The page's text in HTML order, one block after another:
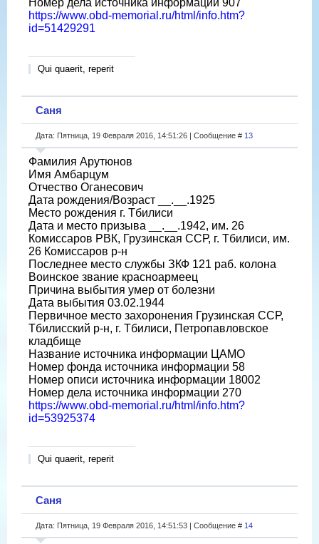
Номер дела источника информации 907
https://www.obd-memorial.ru/html/info.htm?
id=51429291
Qui quaerit, reperit
Саня
Дата: Пятница, 19 Февраля 2016, 14:51:26 | Сообщение # 13
Фамилия Арутюнов
Имя Амбарцум
Отчество Оганесович
Дата рождения/Возраст __.__.1925
Место рождения г. Тбилиси
Дата и место призыва __.__.1942, им. 26
Комиссаров РВК, Грузинская ССР, г. Тбилиси, им.
26 Комиссаров р-н
Последнее место службы ЗКФ 121 раб. колона
Воинское звание красноармеец
Причина выбытия умер от болезни
Дата выбытия 03.02.1944
Первичное место захоронения Грузинская ССР,
Тбилисский р-н, г. Тбилиси, Петропавловское
кладбище
Название источника информации ЦАМО
Номер фонда источника информации 58
Номер описи источника информации 18002
Номер дела источника информации 270
https://www.obd-memorial.ru/html/info.htm?
id=53925374
Qui quaerit, reperit
Саня
Дата: Пятница, 19 Февраля 2016, 14:51:53 | Сообщение # 14